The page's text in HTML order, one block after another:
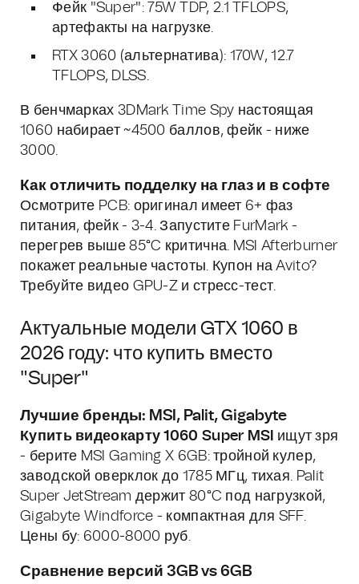
Фейк "Super": 75W TDP, 2.1 TFLOPS,
артефакты на нагрузке.
RTX 3060 (альтернатива): 170W, 12.7
TFLOPS, DLSS.
В бенчмарках 3DMark Time Spy настоящая
1060 набирает ~4500 баллов, фейк - ниже
3000.
Как отличить подделку на глаз и в софте
Осмотрите PCB: оригинал имеет 6+ фаз
питания, фейк - 3-4. Запустите FurMark -
перегрев выше 85°C критична. MSI Afterburner
покажет реальные частоты. Купон на Avito?
Требуйте видео GPU-Z и стресс-тест.
Актуальные модели GTX 1060 в
2026 году: что купить вместо
"Super"
Лучшие бренды: MSI, Palit, Gigabyte
Купить видеокарту 1060 Super MSI ищут зря
- берите MSI Gaming X 6GB: тройной кулер,
заводской оверклок до 1785 МГц, тихая. Palit
Super JetStream держит 80°C под нагрузкой,
Gigabyte Windforce - компактная для SFF.
Цены бу: 6000-8000 руб.
Сравнение версий 3GB vs 6GB